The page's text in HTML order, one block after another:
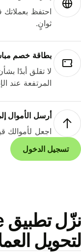
احتفظ بعملاتك
ثوانٍ.
بطاقة خصم مباشر
لا تقلق أبدًا
المرتفعة عند
أرسل الأموال
اجعل لأموالك
تسجيل الدخول